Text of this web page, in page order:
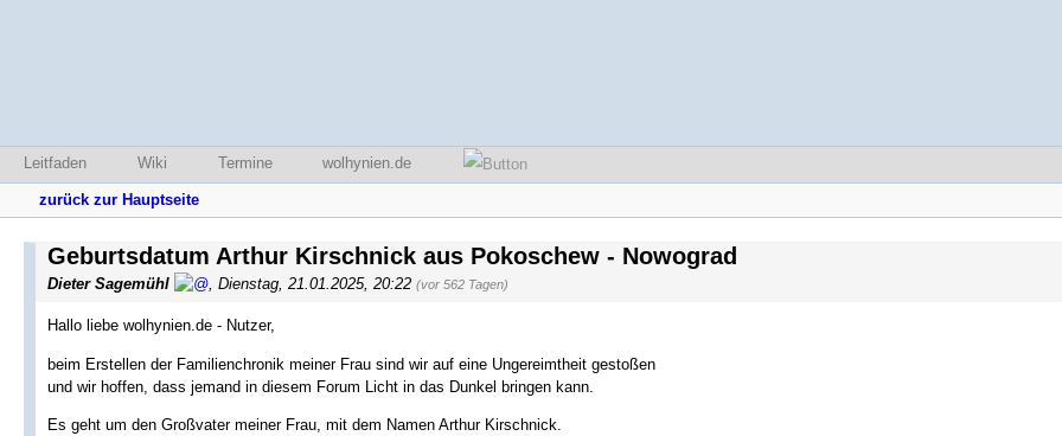
Leitfaden Wiki Termine wolhynien.de
zurück zur Hauptseite
Geburtsdatum Arthur Kirschnick aus Pokoschew - Nowograd
Dieter Sagemühl , Dienstag, 21.01.2025, 20:22 (vor 562 Tagen)
Hallo liebe wolhynien.de - Nutzer,
beim Erstellen der Familienchronik meiner Frau sind wir auf eine Ungereimtheit gestoßen
und wir hoffen, dass jemand in diesem Forum Licht in das Dunkel bringen kann.
Es geht um den Großvater meiner Frau, mit dem Namen Arthur Kirschnick.